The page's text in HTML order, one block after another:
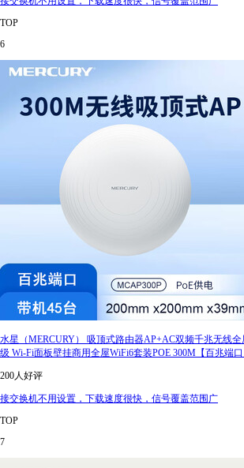
TOP
6
水星（MERCURY） 吸顶式路由器AP+AC双频千兆无线
级 Wi-Fi面板壁挂商用全屋WiFi6套装POE 300M【百兆端口
200人好评
接交换机不用设置，下载速度很快，信号覆盖范围广
TOP
7